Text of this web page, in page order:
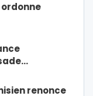
ordonne
renonce